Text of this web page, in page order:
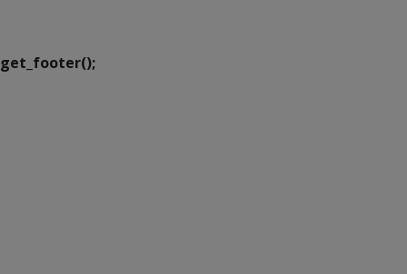
get_footer();